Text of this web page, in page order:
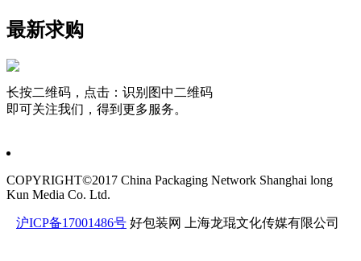
最新求购
长按二维码，点击：识别图中二维码
即可关注我们，得到更多服务。
COPYRIGHT©2017 China Packaging Network Shanghai long
Kun Media Co. Ltd.
沪ICP备17001486号 好包装网 上海龙琨文化传媒有限公司